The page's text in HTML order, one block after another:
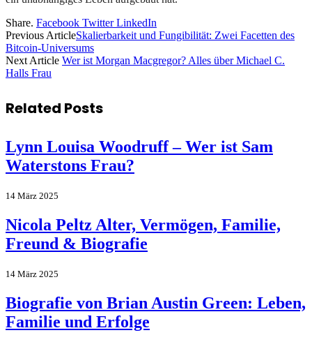
Share. Facebook Twitter LinkedIn
Previous ArticleSkalierbarkeit und Fungibilität: Zwei Facetten des
Bitcoin-Universums
Next Article Wer ist Morgan Macgregor? Alles über Michael C.
Halls Frau
Related Posts
Lynn Louisa Woodruff – Wer ist Sam
Waterstons Frau?
14 März 2025
Nicola Peltz Alter, Vermögen, Familie,
Freund & Biografie
14 März 2025
Biografie von Brian Austin Green: Leben,
Familie und Erfolge